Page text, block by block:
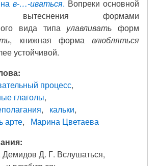
в‑…‑иваться. Вопреки основной
вытеснения формами
вида типа улавливать форм
, книжная форма влюбляться
устойчивой.
процесс
глаголы
кальки
арте
Марина Цветаева
Д. Г. Вслушаться,